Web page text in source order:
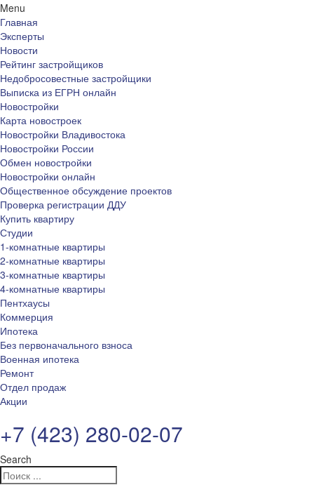
Menu
Главная
Эксперты
Новости
Рейтинг застройщиков
Недобросовестные застройщики
Выписка из ЕГРН онлайн
Новостройки
Карта новостроек
Новостройки Владивостока
Новостройки России
Обмен новостройки
Новостройки онлайн
Общественное обсуждение проектов
Проверка регистрации ДДУ
Купить квартиру
Студии
1-комнатные квартиры
2-комнатные квартиры
3-комнатные квартиры
4-комнатные квартиры
Пентхаусы
Коммерция
Ипотека
Без первоначального взноса
Военная ипотека
Ремонт
Отдел продаж
Акции
+7 (423) 280-02-07
Search